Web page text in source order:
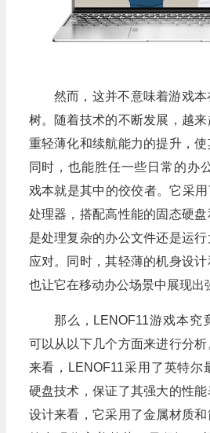
然而，这并不意味着游戏
树。随着技术的不断发展，越
重轻薄化和续航能力的提升，
同时，也能胜任一些日常的办
戏本就是其中的佼佼者。它采
处理器，搭配高性能的固态硬
是处理复杂的办公文件还是运
应对。同时，其轻薄的机身设计
也让它在移动办公场景中展现出
那么，LENOF11游戏本究
可以从以下几个方面来进行分
来看，LENOF11采用了英特尔
硬盘技术，保证了其强大的性
设计来看，它采用了金属材质